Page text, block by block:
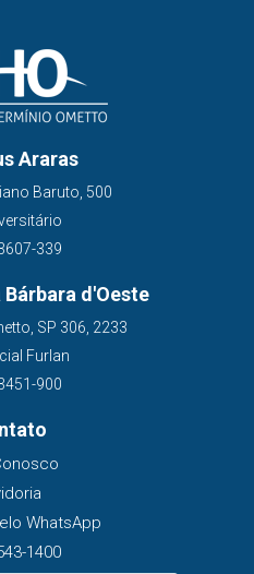
Araras
Baruto, 500
339
d'Oeste
SP 306, 2233
Furlan
900
WhatsApp
1400